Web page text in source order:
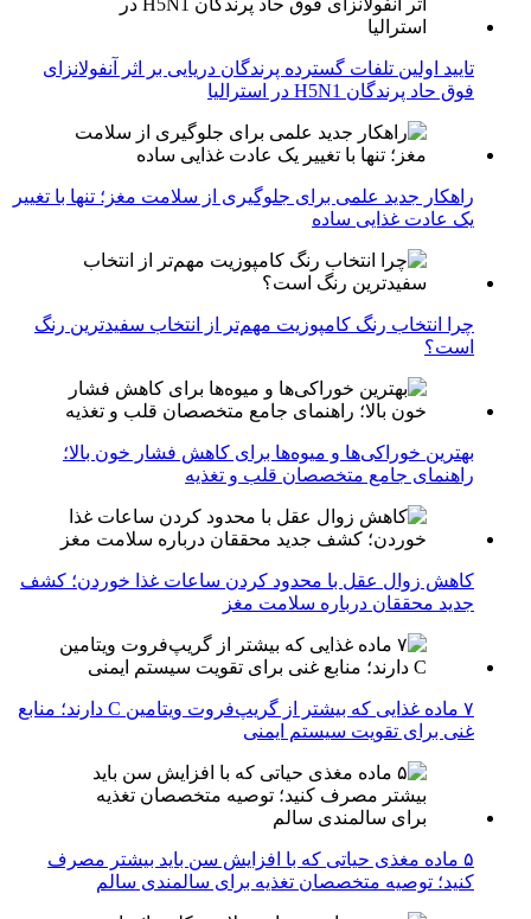
تایید اولین تلفات گسترده پرندگان دریایی بر اثر آنفولانزای
فوق حاد پرندگان H5N1 در استرالیا
راهکار جدید علمی برای جلوگیری از سلامت مغز؛ تنها با تغییر
یک عادت غذایی ساده
چرا انتخاب رنگ کامپوزیت مهم‌تر از انتخاب سفیدترین رنگ
است؟
بهترین خوراکی‌ها و میوه‌ها برای کاهش فشار خون بالا؛
راهنمای جامع متخصصان قلب و تغذیه
کاهش زوال عقل با محدود کردن ساعات غذا خوردن؛ کشف
جدید محققان درباره سلامت مغز
۷ ماده غذایی که بیشتر از گریپ‌فروت ویتامین C دارند؛ منابع
غنی برای تقویت سیستم ایمنی
۵ ماده مغذی حیاتی که با افزایش سن باید بیشتر مصرف
کنید؛ توصیه متخصصان تغذیه برای سالمندی سالم